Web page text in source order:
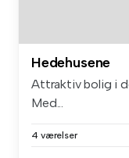
Hedehusene
Attraktiv bolig i
Med...
4 værelser